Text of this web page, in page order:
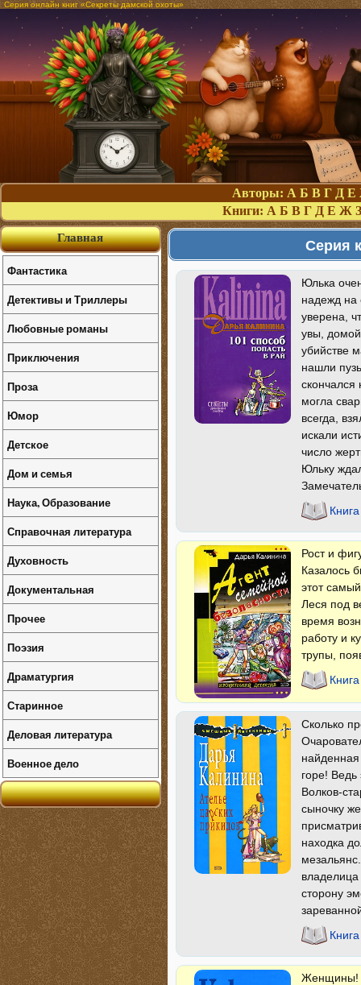
Серия онлайн книг «Секреты дамской охоты»
Авторы: А Б В Г Д Е
Книги: А Б В Г Д Е Ж З
Серия
Юлька
надежд на
уверена,
увы,
убийстве
нашли
скончался
могла
всегда,
искали
число
Юльку
Рост и
Казалось
этот
Леся под
время
работу и
трупы,
Сколько
горе! Ведь
Волков-
сыночку
находка
сторону
Женщины!
Главная
Фантастика
Детективы и Триллеры
Любовные романы
Приключения
Проза
Юмор
Детское
Дом и семья
Наука, Образование
Справочная литература
Духовность
Документальная
Прочее
Поэзия
Драматургия
Старинное
Деловая литература
Военное дело